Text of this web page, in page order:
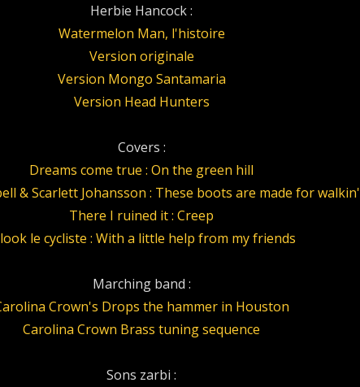
Herbie Hancock :
Watermelon Man, l'histoire
Version originale
Version Mongo Santamaria
Version Head Hunters
Covers :
Dreams come true : On the green hill
& Scarlett Johansson : These boots are made for walkin'
There I ruined it : Creep
le cycliste : With a little help from my friends
Marching band :
Crown's Drops the hammer in Houston
Carolina Crown Brass tuning sequence
Sons zarbi :